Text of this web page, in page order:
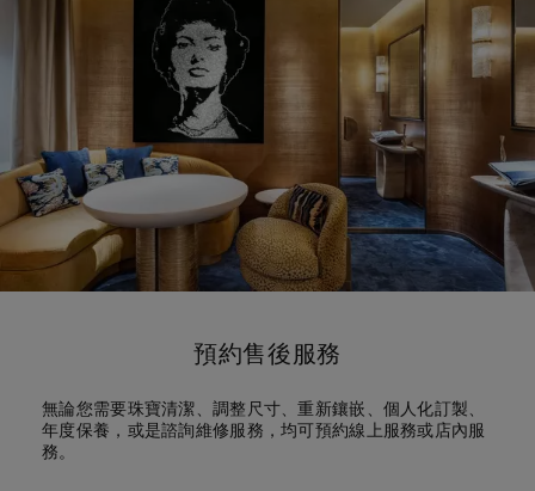
預約售後服務
無論您需要珠寶清潔、調整尺寸、重新鑲嵌、個人化訂製、
年度保養，或是諮詢維修服務，均可預約線上服務或店內服
務。